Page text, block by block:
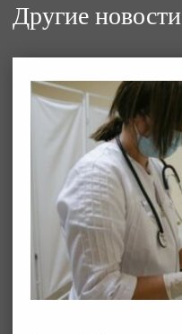
Другие новости